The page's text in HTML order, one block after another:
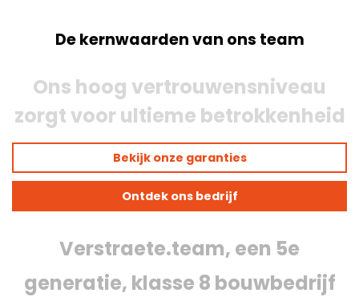
De kernwaarden van ons team
Ons hoog vertrouwensniveau
zorgt voor ultieme betrokkenheid
Bekijk onze garanties
Ontdek ons bedrijf
Verstraete.team, een 5e
generatie, klasse 8 bouwbedrijf